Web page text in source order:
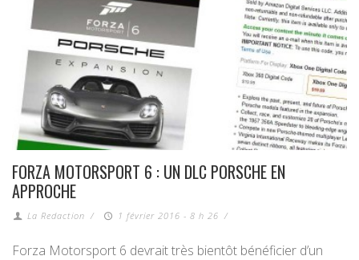
FORZA MOTORSPORT 6 : UN DLC PORSCHE EN
APPROCHE
La Redaction / 1 février 2016 - 8 h 26 /
Forza Motorsport 6 devrait très bientôt bénéficier d’un